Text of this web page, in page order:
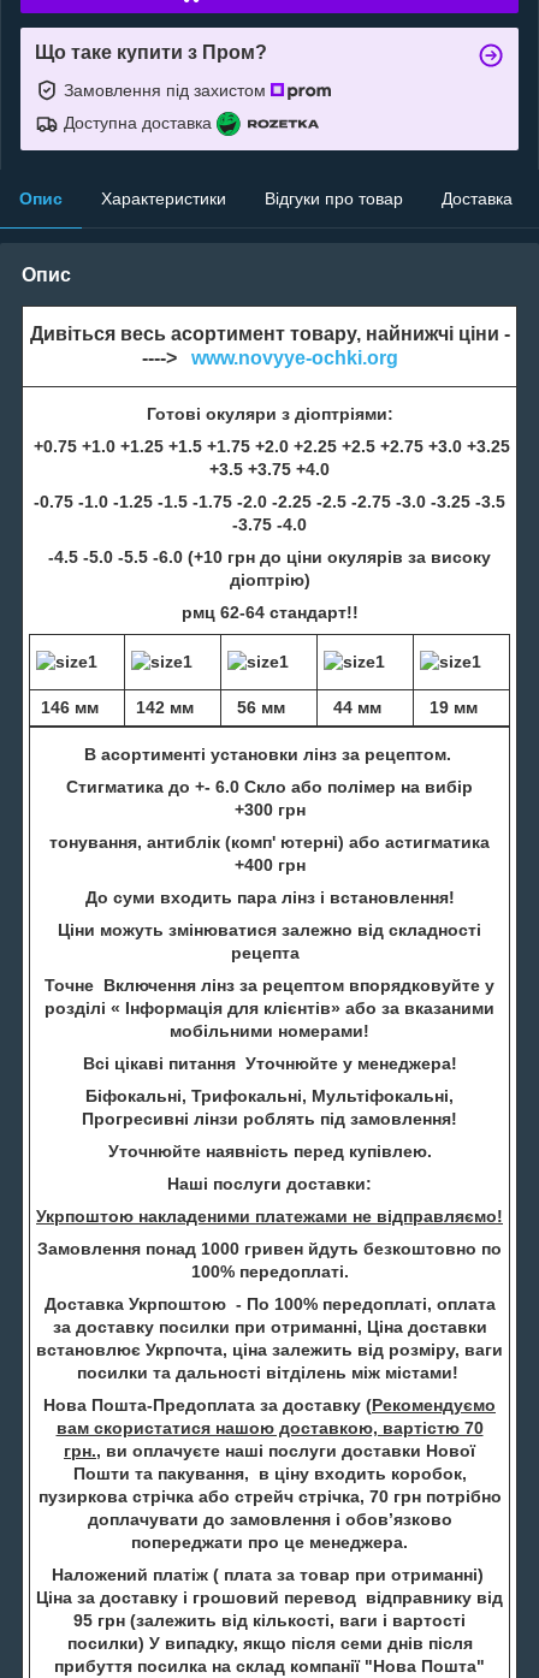
Що таке купити з Пром?
Замовлення під захистом
Доступна доставка
Опис Характеристики Відгуки про товар Доставка
Опис
Дивіться весь асортимент товару, найнижчі ціни -
----> www.novyye-ochki.org
Готові окуляри з діоптріями:
+0.75 +1.0 +1.25 +1.5 +1.75 +2.0 +2.25 +2.5 +2.75 +3.0 +3.25
+3.5 +3.75 +4.0
-0.75 -1.0 -1.25 -1.5 -1.75 -2.0 -2.25 -2.5 -2.75 -3.0 -3.25 -3.5
-3.75 -4.0
-4.5 -5.0 -5.5 -6.0 (+10 грн до ціни окулярів за високу
діоптрію)
рмц 62-64 стандарт!!
146 мм 142 мм 56 мм 44 мм 19 мм
В асортименті установки лінз за рецептом.
Стигматика до +- 6.0 Скло або полімер на вибір
+300 грн
тонування, антиблік (комп' ютерні) або астигматика
+400 грн
До суми входить пара лінз і встановлення!
Ціни можуть змінюватися залежно від складності
рецепта
Точне Включення лінз за рецептом впорядковуйте у
розділі « Інформація для клієнтів» або за вказаними
мобільними номерами!
Всі цікаві питання Уточнюйте у менеджера!
Біфокальні, Трифокальні, Мультіфокальні,
Прогресивні лінзи роблять під замовлення!
Уточнюйте наявність перед купівлею.
Наші послуги доставки:
Укрпоштою накладеними платежами не відправляємо!
Замовлення понад 1000 гривен йдуть безкоштовно по
100% передоплаті.
Доставка Укрпоштою - По 100% передоплаті, оплата
за доставку посилки при отриманні, Ціна доставки
встановлює Укрпочта, ціна залежить від розміру, ваги
посилки та дальності вітділень між містами!
Нова Пошта-Предоплата за доставку (Рекомендуємо
вам скористатися нашою доставкою, вартістю 70
грн., ви оплачуєте наші послуги доставки Нової
Пошти та пакування, в ціну входить коробок,
пузиркова стрічка або стрейч стрічка, 70 грн потрібно
доплачувати до замовлення і обов’язково
попереджати про це менеджера.
Наложений платіж ( плата за товар при отриманні)
Ціна за доставку і грошовий перевод відправнику від
95 грн (залежить від кількості, ваги і вартості
посилки) У випадку, якщо після семи днів після
прибуття посилка на склад компанії "Нова Пошта"